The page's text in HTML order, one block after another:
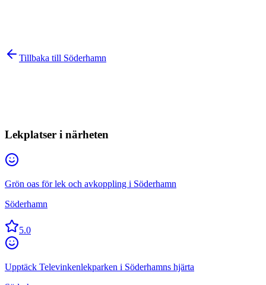
Tillbaka till Söderhamn
Lekplatser i närheten
Grön oas för lek och avkoppling i Söderhamn
Söderhamn
5.0
Upptäck Televinkenlekparken i Söderhamns hjärta